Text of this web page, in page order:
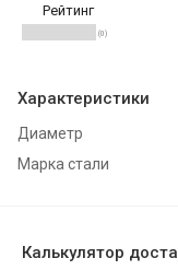
Рейтинг
(0)
Характеристики
Диаметр
Марка стали
Калькулятор